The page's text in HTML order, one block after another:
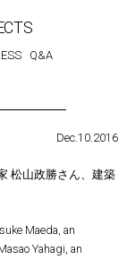
Q&A
Dec.10.2016
松山政勝さん、建築
Maeda, an
Yahagi, an